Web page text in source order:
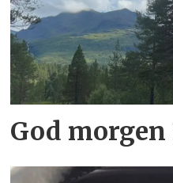
God morgen